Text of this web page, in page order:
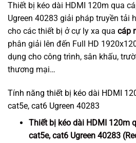
Thiết bị kéo dài HDMI 120m qua
Ugreen 40283 giải pháp truyền tải
cho các thiết bị ở cự ly xa qua cáp
phân giải lên đến Full HD
dụng cho công trình, sân khấu,
thương mại…
Tính năng thiết bị kéo dài HDMI
cat5e, cat6 Ugreen 40283
Thiết bị kéo dài HDMI 120m
cat5e, cat6 Ugreen 40283